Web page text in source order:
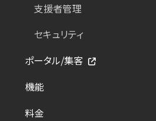
支援者管理
セキュリティ
ポータル/集客
機能
料金